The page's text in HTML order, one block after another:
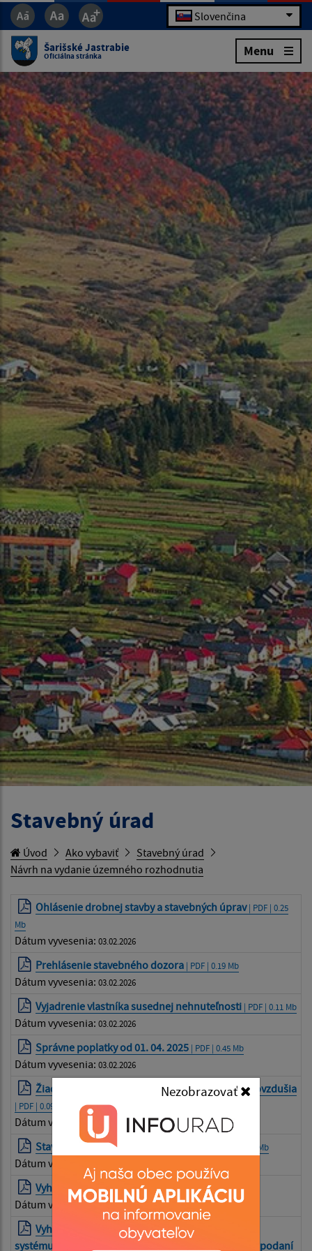
Nezobrazovať
Slovenčina
Šarišské Jastrabie
Oficiálna stránka Menu
Stavebný úrad
Úvod Ako vybaviť
Stavebný úrad
Návrh na vydanie územného rozhodnutia
Ohlásenie drobnej stavby a stavebných úprav| PDF | 0.25
Mb
Dátum vyvesenia: 03.02.2026
Prehlásenie stavebného dozora | PDF | 0.19 Mb
Dátum vyvesenia: 03.02.2026
Vyjadrenie vlastníka susednej nehnuteľnosti | PDF | 0.11 Mb
Dátum vyvesenia: 03.02.2026
Správne poplatky od 01. 04. 2025 | PDF | 0.45 Mb
Dátum vyvesenia: 03.02.2026
Žiadosť o povolenie malého zdroja znečistenia ovzdušia
| PDF | 0.09 Mb
Dátum vyvesenia: 03.02.2026
Stavebný zákon účinný od 01. 04. 2025 | PDF | 0.67 Mb
Dátum vyvesenia:
Vyhláška o členení stavieb| PDF | 0.69 Mb
Dátum vyvesenia:03.02.2026
Vyhláška o štruktúre a prevádzke informačného
systému územného plánovania a výstavby, o obsahu podaní